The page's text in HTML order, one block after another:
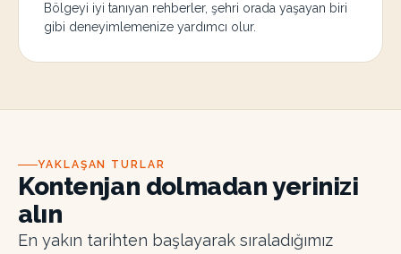
Bölgeyi iyi tanıyan rehberler, şehri orada yaşayan biri
gibi deneyimlemenize yardımcı olur.
YAKLAŞAN TURLAR
Kontenjan dolmadan yerinizi
alın
En yakın tarihten başlayarak sıraladığımız